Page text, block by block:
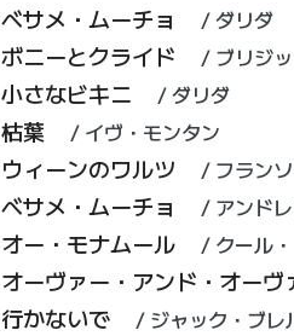
ベサメ・ムーチョ ダリダ
ボニーとクライド ブリジ
小さなビキニ ダリダ
枯葉 イヴ・モンタン
ウィーンのワルツ フラン
ベサメ・ムーチョ アンド
オー・モナムール クール
オーヴァー・アンド・オーヴ
行かないで ジャック・ブレ